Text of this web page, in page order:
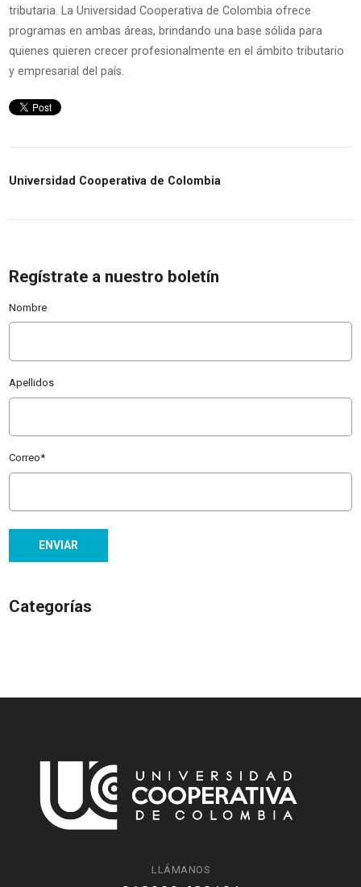
tributaria. La Universidad Cooperativa de Colombia ofrece
programas en ambas áreas, brindando una base sólida para
quienes quieren crecer profesionalmente en el ámbito tributario
y empresarial del país.
Universidad Cooperativa de Colombia
Regístrate a nuestro boletín
Nombre
Apellidos
Correo*
Categorías
LLÁMANOS